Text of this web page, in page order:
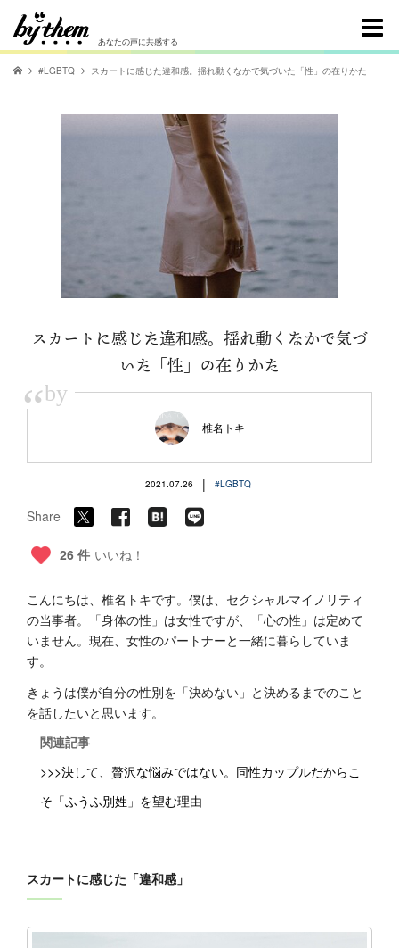
あなたの声に共感する
#LGBTQ スカートに感じた違和感。揺れ動くなかで気づいた「性」の在りかた
スカートに感じた違和感。揺れ動くなかで気づ
いた「性」の在りかた
“by
椎名トキ
2021.07.26 | #LGBTQ
Share
26 件 いいね！
こんにちは、椎名トキです。僕は、セクシャルマイノリティ
の当事者。「身体の性」は女性ですが、「心の性」は定めて
いません。現在、女性のパートナーと一緒に暮らしていま
す。
きょうは僕が自分の性別を「決めない」と決めるまでのこと
を話したいと思います。
関連記事
>>>決して、贅沢な悩みではない。同性カップルだからこ
そ「ふうふ別姓」を望む理由
スカートに感じた「違和感」